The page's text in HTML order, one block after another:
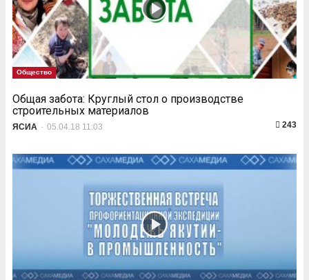
Общество
Общая забота: Круглый стол о производстве
строительных материалов
ЯСИА - 05.04.18 11:03 243